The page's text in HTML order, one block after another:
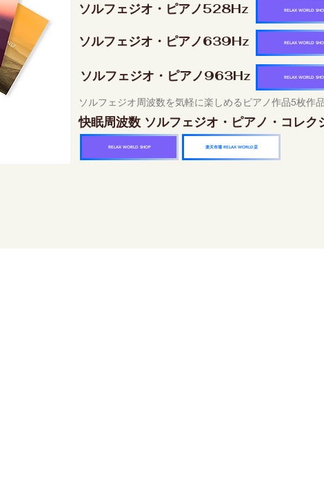
ソルフェジオ・ピアノ528Hz RELAX WORLD
ソルフェジオ・ピアノ639Hz RELAX WORLD
ソルフェジオ・ピアノ963Hz RELAX WORLD
ソルフェジオ周波数を気軽に楽しめるピアノ作品5枚作
快眠周波数 ソルフェジオ・ピアノ・コレク
RELAX WORLD SHOP 楽天市場 RELAX WORLD店